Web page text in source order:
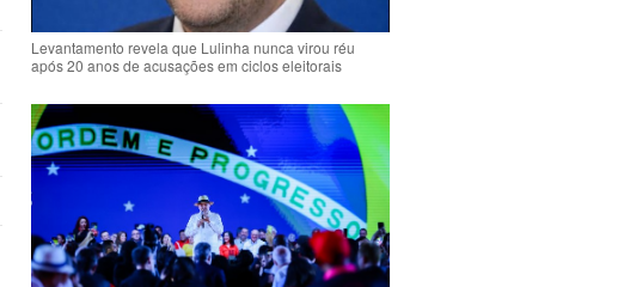
Levantamento revela que Lulinha nunca virou réu
após 20 anos de acusações em ciclos eleitorais